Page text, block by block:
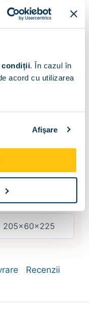
condiții. În cazul în
acord cu utilizarea
Afişare
185x60x225
205x60x225
Recenzii